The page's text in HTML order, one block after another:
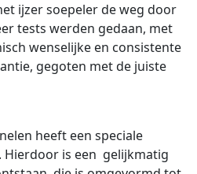
ijzer soepeler de weg door
tests werden gedaan, met
wenselijke en consistente
gegoten met de juiste
heeft een speciale
Hierdoor is een gelijkmatig